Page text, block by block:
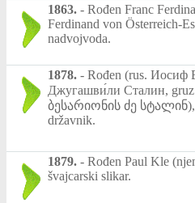
1863. - Rođen Franc
Ferdinand von Österreich-
nadvojvoda.
1878. - Rođen (rus. Иосиф
Джугашви́ли Сталин,
ბესარიონის ძე სტალინ),
državnik.
1879. - Rođen Paul Kle
švajcarski slikar.